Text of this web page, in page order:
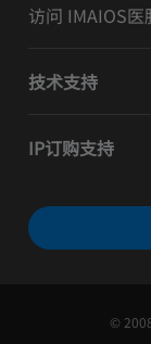
访问 IMAIOS医
技术支持
IP订购支持
©